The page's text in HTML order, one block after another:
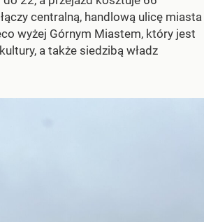
centralną, handlową ulicę miasta
wyżej Górnym Miastem, który jest
a także siedzibą władz